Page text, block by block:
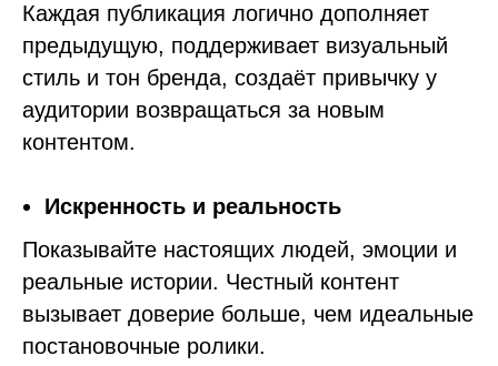
Каждая публикация логично дополняет
предыдущую, поддерживает визуальный
стиль и тон бренда, создаёт привычку у
аудитории возвращаться за новым
контентом.
Искренность и реальность
Показывайте настоящих людей, эмоции и
реальные истории. Честный контент
вызывает доверие больше, чем идеальные
постановочные ролики.